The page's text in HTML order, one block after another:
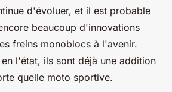
d'évoluer, et il est probable
beaucoup d'innovations
freins monoblocs à l'avenir.
l'état, ils sont déjà une addition
quelle moto sportive.